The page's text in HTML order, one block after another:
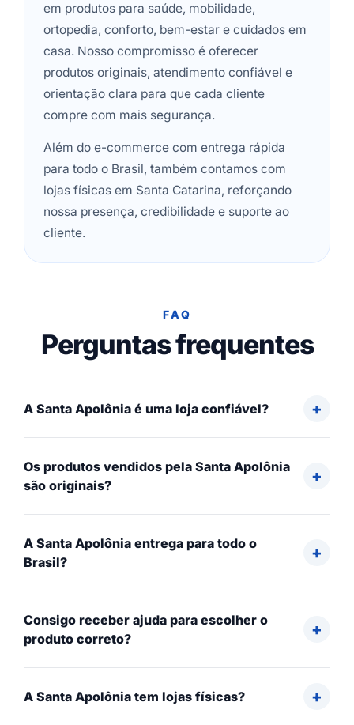
em produtos para saúde, mobilidade,
ortopedia, conforto, bem-estar e cuidados em
casa. Nosso compromisso é oferecer
produtos originais, atendimento confiável e
orientação clara para que cada cliente
compre com mais segurança.
Além do e-commerce com entrega rápida
para todo o Brasil, também contamos com
lojas físicas em Santa Catarina, reforçando
nossa presença, credibilidade e suporte ao
cliente.
FAQ
Perguntas frequentes
A Santa Apolônia é uma loja confiável?
Os produtos vendidos pela Santa Apolônia
são originais?
A Santa Apolônia entrega para todo o
Brasil?
Consigo receber ajuda para escolher o
produto correto?
A Santa Apolônia tem lojas físicas?